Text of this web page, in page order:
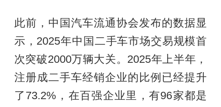
此前，中国汽车流通协会发布的数据显
示，2025年中国二手车市场交易规模首
次突破2000万辆大关。2025年上半年，
注册成二手车经销企业的比例已经提升
了73.2%，在百强企业里，有96家都是